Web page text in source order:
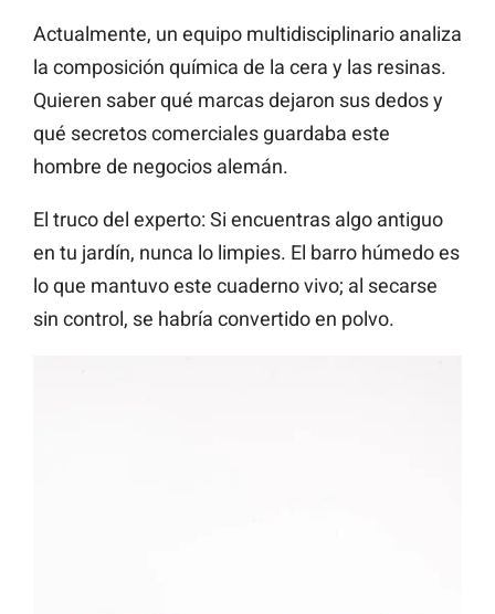
Actualmente, un equipo multidisciplinario analiza
la composición química de la cera y las resinas.
Quieren saber qué marcas dejaron sus dedos y
qué secretos comerciales guardaba este
hombre de negocios alemán.
El truco del experto: Si encuentras algo antiguo
en tu jardín, nunca lo limpies. El barro húmedo es
lo que mantuvo este cuaderno vivo; al secarse
sin control, se habría convertido en polvo.